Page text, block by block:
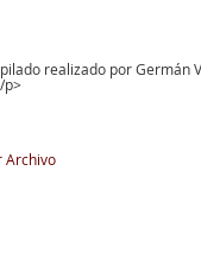
realizado por Germán
p>
Archivo